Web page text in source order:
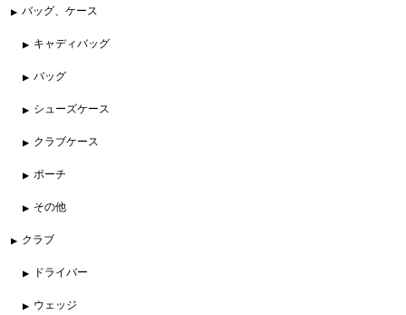
バッグ、ケース
キャディバッグ
バッグ
シューズケース
クラブケース
ポーチ
その他
クラブ
ドライバー
ウェッジ